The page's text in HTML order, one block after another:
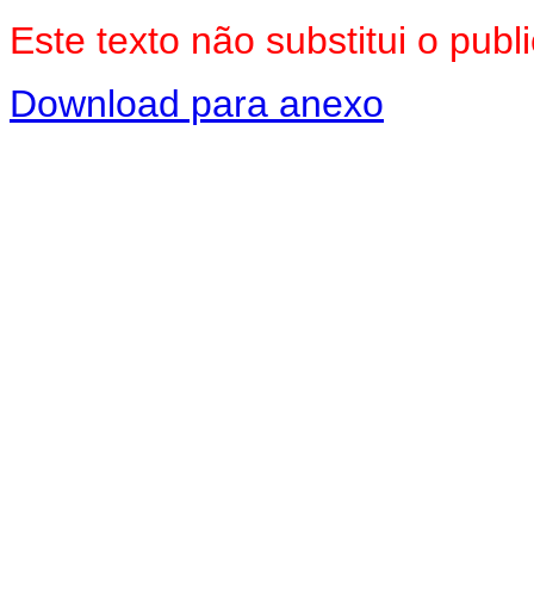
Este texto não substitui o
Download para anexo